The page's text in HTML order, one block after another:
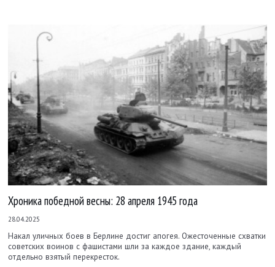
Хроника победной весны: 28 апреля 1945 года
28.04.2025
Накал уличных боев в Берлине достиг апогея. Ожесточенные схватки
советских воинов с фашистами шли за каждое здание, каждый
отдельно взятый перекресток.